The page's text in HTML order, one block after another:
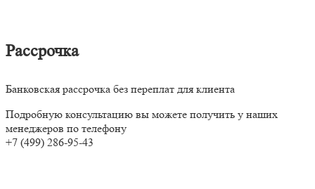
Рассрочка
Банковская рассрочка без переплат для клиента
Подробную консультацию вы можете получить у наших
менеджеров по телефону
+7 (499) 286-95-43